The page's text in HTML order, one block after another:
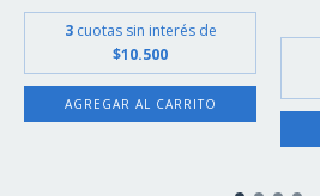
3 cuotas sin interés de
$10.500
AGREGAR AL CARRITO